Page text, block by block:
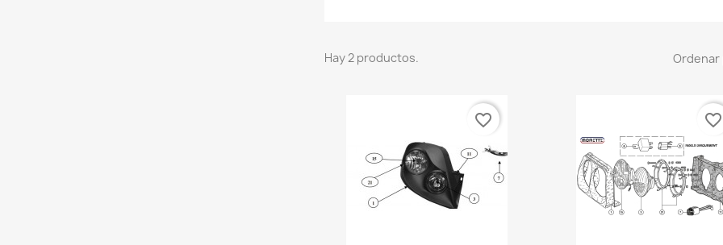
Hay 2 productos. Ordenar
favorite_border favorite_border